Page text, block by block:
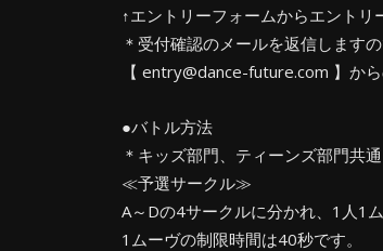
↑エントリーフォームからエントリ
＊受付確認のメールを返信します
【 entry@dance-future.com 】か
●バトル方法
＊キッズ部門、ティーンズ部門共通
≪予選サークル≫
A～Dの4サークルに分かれ、1人1
1ムーヴの制限時間は40秒です。